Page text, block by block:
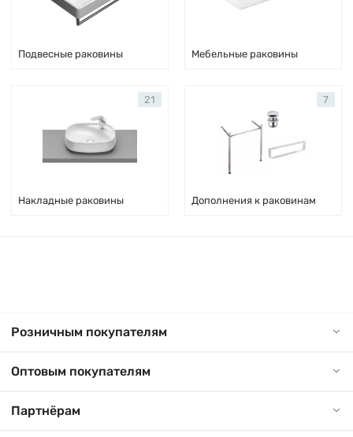
Подвесные раковины Мебельные раковины
Накладные раковины
21
Дополнения к раковинам
7
Розничным покупателям
Оптовым покупателям
Партнёрам